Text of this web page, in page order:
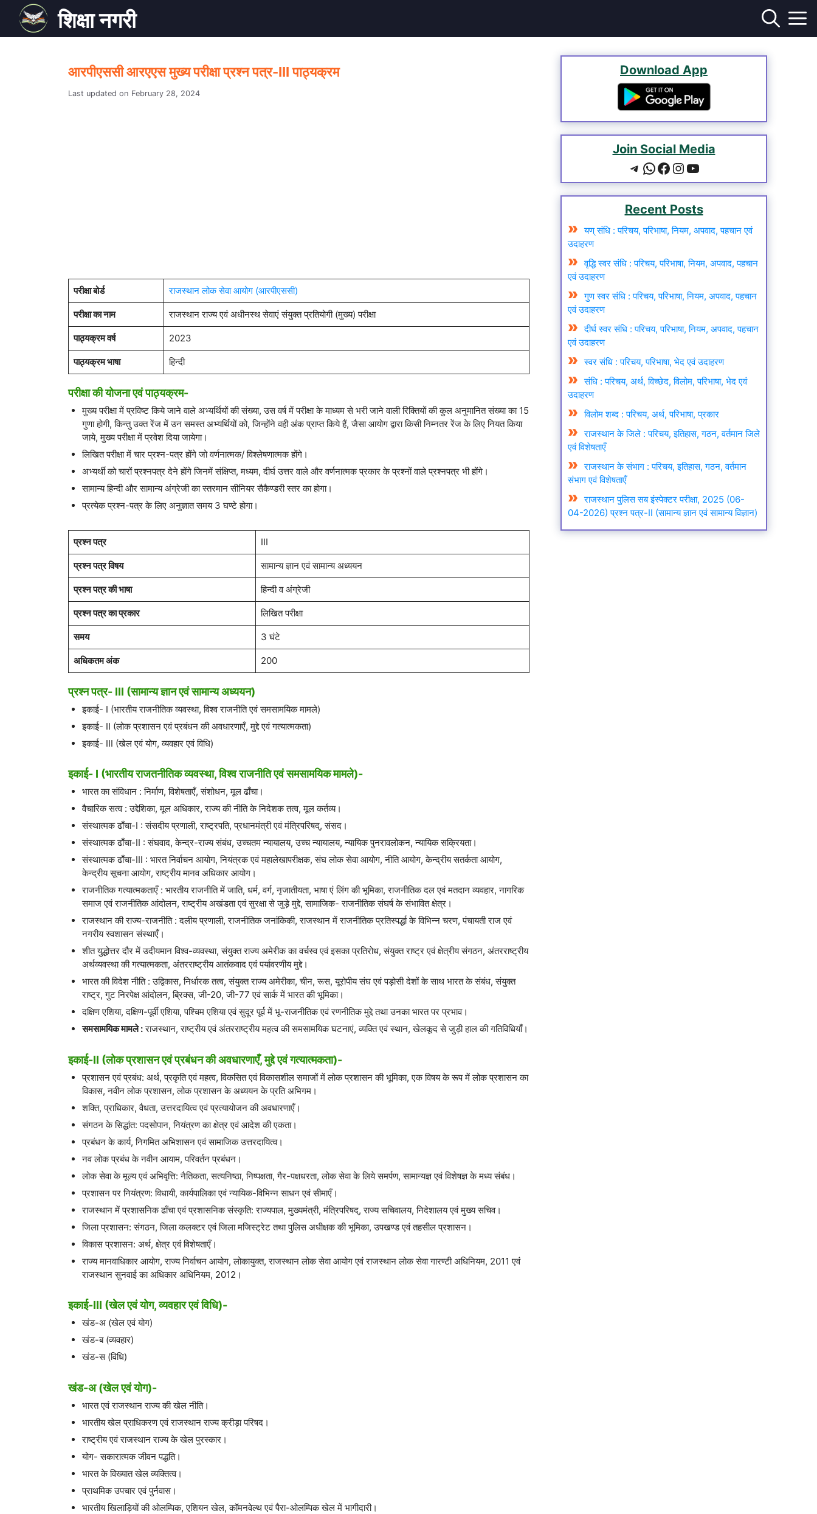
content
शिक्षा नगरी
आरपीएससी आरएएस मुख्य परीक्षा प्रश्न पत्र-III पाठ्यक्रम
February 28, 2024
परीक्षा बोर्ड राजस्थान लोक सेवा आयोग (आरपीएससी)
परीक्षा का नाम राजस्थान राज्य एवं अधीनस्थ सेवाएं संयुक्त प्रतियोगी (मुख्य) परीक्षा
पाठ्यक्रम वर्ष 2023
पाठ्यक्रम भाषा हिन्दी
परीक्षा की योजना एवं पाठ्यक्रम-
मुख्य परीक्षा में प्रविष्ट किये जाने वाले अभ्यर्थियों की संख्या, उस वर्ष में परीक्षा के माध्यम से भरी जाने वाली रिक्तियों की कुल अनुमानित संख्या का 15
गुणा होगी, किन्तु उक्त रेंज में उन समस्त अभ्यर्थियों को, जिन्होंने वही अंक प्राप्त किये हैं, जैसा आयोग द्वारा किसी निम्नतर रेंज के लिए नियत किया
जाये, मुख्य परीक्षा में प्रवेश दिया जायेगा।
लिखित परीक्षा में चार प्रश्न-पत्र होंगे जो वर्णनात्मक/ विश्लेषणात्मक होंगे।
अभ्यर्थी को चारों प्रश्नपत्र देने होंगे जिनमें संक्षिप्त, मध्यम, दीर्घ उत्तर वाले और वर्णनात्मक प्रकार के प्रश्नों वाले प्रश्नपत्र भी होंगे।
सामान्य हिन्दी और सामान्य अंग्रेजी का स्तरमान सीनियर सैकैण्डरी स्तर का होगा।
प्रत्येक प्रश्न-पत्र के लिए अनुज्ञात समय 3 घण्टे होगा।
प्रश्न पत्र III
प्रश्न पत्र विषय सामान्य ज्ञान एवं सामान्य अध्ययन
प्रश्न पत्र की भाषा हिन्दी व अंग्रेजी
प्रश्न पत्र का प्रकार लिखित परीक्षा
समय 3 घंटे
अधिकतम अंक 200
प्रश्न पत्र- III (सामान्य ज्ञान एवं सामान्य अध्ययन)
इकाई- I (भारतीय राजनीतिक व्यवस्था, विश्व राजनीति एवं समसामयिक मामले)
इकाई- II (लोक प्रशासन एवं प्रबंधन की अवधारणाएँ, मुद्दे एवं गत्यात्मकता)
इकाई- III (खेल एवं योग, व्यवहार एवं विधि)
इकाई- I (भारतीय राजतनीतिक व्यवस्था, विश्व राजनीति एवं समसामयिक मामले)-
भारत का संविधान : निर्माण, विशेषताएँ, संशोधन, मूल ढाँचा।
वैचारिक सत्व : उद्देशिका, मूल अधिकार, राज्य की नीति के निदेशक तत्व, मूल कर्तव्य।
संस्थात्मक ढाँचा-I : संसदीय प्रणाली, राष्ट्रपति, प्रधानमंत्री एवं मंत्रिपरिषद्, संसद।
संस्थात्मक ढाँचा-II : संघवाद, केन्द्र-राज्य संबंध, उच्चतम न्यायालय, उच्च न्यायालय, न्यायिक पुनरावलोकन, न्यायिक सक्रियता।
संस्थात्मक ढाँचा-III : भारत निर्वाचन आयोग, नियंत्रक एवं महालेखापरीक्षक, संघ लोक सेवा आयोग, नीति आयोग, केन्द्रीय सतर्कता आयोग,
केन्द्रीय सूचना आयोग, राष्ट्रीय मानव अधिकार आयोग।
राजनीतिक गत्यात्मकताएँ : भारतीय राजनीति में जाति, धर्म, वर्ग, नृजातीयता, भाषा एं लिंग की भूमिका, राजनीतिक दल एवं मतदान व्यवहार, नागरिक
समाज एवं राजनीतिक आंदोलन, राष्ट्रीय अखंडता एवं सुरक्षा से जुड़े मुद्दे, सामाजिक- राजनीतिक संघर्ष के संभावित क्षेत्र।
राजस्थान की राज्य-राजनीति : दलीय प्रणाली, राजनीतिक जनांकिकी, राजस्थान में राजनीतिक प्रतिस्पर्द्धा के विभिन्न चरण, पंचायती राज एवं
नगरीय स्वशासन संस्थाएँ।
शीत युद्धोत्तर दौर में उदीयमान विश्व-व्यवस्था, संयुक्त राज्य अमेरीक का वर्चस्व एवं इसका प्रतिरोध, संयुक्त राष्ट्र एवं क्षेत्रीय संगठन, अंतरराष्ट्रीय
अर्थव्यवस्था की गत्यात्मकता, अंतरराष्ट्रीय आतंकवाद एवं पर्यावरणीय मुद्दे।
भारत की विदेश नीति : उद्विकास, निर्धारक तत्व, संयुक्त राज्य अमेरीका, चीन, रूस, यूरोपीय संघ एवं पड़ोसी देशों के साथ भारत के संबंध, संयुक्त
राष्ट्र, गुट निरपेक्ष आंदोलन, ब्रिक्स, जी-20, जी-77 एवं सार्क में भारत की भूमिका।
दक्षिण एशिया, दक्षिण-पूर्वी एशिया, पश्चिम एशिया एवं सुदूर पूर्व में भू-राजनीतिक एवं रणनीतिक मुद्दे तथा उनका भारत पर प्रभाव।
समसामयिक मामले :राजस्थान, राष्ट्रीय एवं अंतरराष्ट्रीय महत्व की समसामयिक घटनाएं, व्यक्ति एवं स्थान, खेलकूद से जुड़ी हाल की गतिविधियाँ।
इकाई-II (लोक प्रशासन एवं प्रबंधन की अवधारणाएँ, मुद्दे एवं गत्यात्मकता)-
प्रशासन एवं प्रबंध: अर्थ, प्रकृति एवं महत्व, विकसित एवं विकासशील समाजों में लोक प्रशासन की भूमिका, एक विषय के रूप में लोक प्रशासन का
विकास, नवीन लोक प्रशासन, लोक प्रशासन के अध्ययन के प्रति अभिगम।
शक्ति, प्राधिकार, वैधता, उत्तरदायित्व एवं प्रत्यायोजन की अवधारणाएँ।
संगठन के सिद्धांत: पदसोपान, नियंत्रण का क्षेत्र एवं आदेश की एकता।
प्रबंधन के कार्य, निगमित अभिशासन एवं सामाजिक उत्तरदायित्व।
नव लोक प्रबंध के नवीन आयाम, परिवर्तन प्रबंधन।
लोक सेवा के मूल्य एवं अभिवृत्ति: नैतिकता, सत्यनिष्ठा, निष्पक्षता, गैर-पक्षधरता, लोक सेवा के लिये समर्पण, सामान्यज्ञ एवं विशेषज्ञ के मध्य संबंध।
प्रशासन पर नियंत्रण: विधायी, कार्यपालिका एवं न्यायिक-विभिन्न साधन एवं सीमाएँ।
राजस्थान में प्रशासनिक ढाँचा एवं प्रशासनिक संस्कृति: राज्यपाल, मुख्यमंत्री, मंत्रिपरिषद्, राज्य सचिवालय, निदेशालय एवं मुख्य सचिव।
जिला प्रशासन: संगठन, जिला कलक्टर एवं जिला मजिस्ट्रेट तथा पुलिस अधीक्षक की भूमिका, उपखण्ड एवं तहसील प्रशासन।
विकास प्रशासन: अर्थ, क्षेत्र एवं विशेषताएँ।
राज्य मानवाधिकार आयोग, राज्य निर्वाचन आयोग, लोकायुक्त, राजस्थान लोक सेवा आयोग एवं राजस्थान लोक सेवा गारण्टी अधिनियम, 2011 एवं
राजस्थान सुनवाई का अधिकार अधिनियम, 2012।
इकाई-III (खेल एवं योग, व्यवहार एवं विधि)-
खंड-अ (खेल एवं योग)
खंड-ब (व्यवहार)
खंड-स (विधि)
खंड-अ (खेल एवं योग)-
भारत एवं राजस्थान राज्य की खेल नीति।
भारतीय खेल प्राधिकरण एवं राजस्थान राज्य क्रीड़ा परिषद।
राष्ट्रीय एवं राजस्थान राज्य के खेल पुरस्कार।
योग- सकारात्मक जीवन पद्धति।
भारत के विख्यात खेल व्यक्तित्व।
प्राथमिक उपचार एवं पुर्नवास।
भारतीय खिलाड़ियों की ओलम्पिक, एशियन खेल, कॉमनवेल्थ एवं पैरा-ओलम्पिक खेल में भागीदारी।
Download App
Join Social Media
Telegram
WhatsApp
Facebook
Instagram
YouTube
Recent Posts
यण् संधि : परिचय, परिभाषा, नियम, अपवाद, पहचान एवं
उदाहरण
वृद्धि स्वर संधि : परिचय, परिभाषा, नियम, अपवाद, पहचान
एवं उदाहरण
गुण स्वर संधि : परिचय, परिभाषा, नियम, अपवाद, पहचान
एवं उदाहरण
दीर्घ स्वर संधि : परिचय, परिभाषा, नियम, अपवाद, पहचान
एवं उदाहरण
स्वर संधि : परिचय, परिभाषा, भेद एवं उदाहरण
संधि : परिचय, अर्थ, विच्छेद, विलोम, परिभाषा, भेद एवं
उदाहरण
विलोम शब्द : परिचय, अर्थ, परिभाषा, प्रकार
राजस्थान के जिले : परिचय, इतिहास, गठन, वर्तमान जिले
एवं विशेषताएँ
राजस्थान के संभाग : परिचय, इतिहास, गठन, वर्तमान
संभाग एवं विशेषताएँ
राजस्थान पुलिस सब इंस्पेक्टर परीक्षा, 2025 (06-
04-2026) प्रश्न पत्र-II (सामान्य ज्ञान एवं सामान्य विज्ञान)